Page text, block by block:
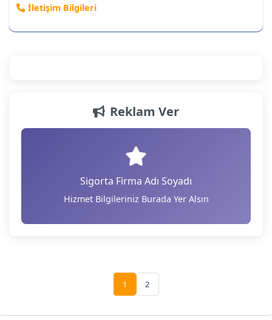
İletişim Bilgileri
Reklam Ver
Sigorta Firma Adı Soyadı
Hizmet Bilgileriniz Burada Yer Alsın
1 2